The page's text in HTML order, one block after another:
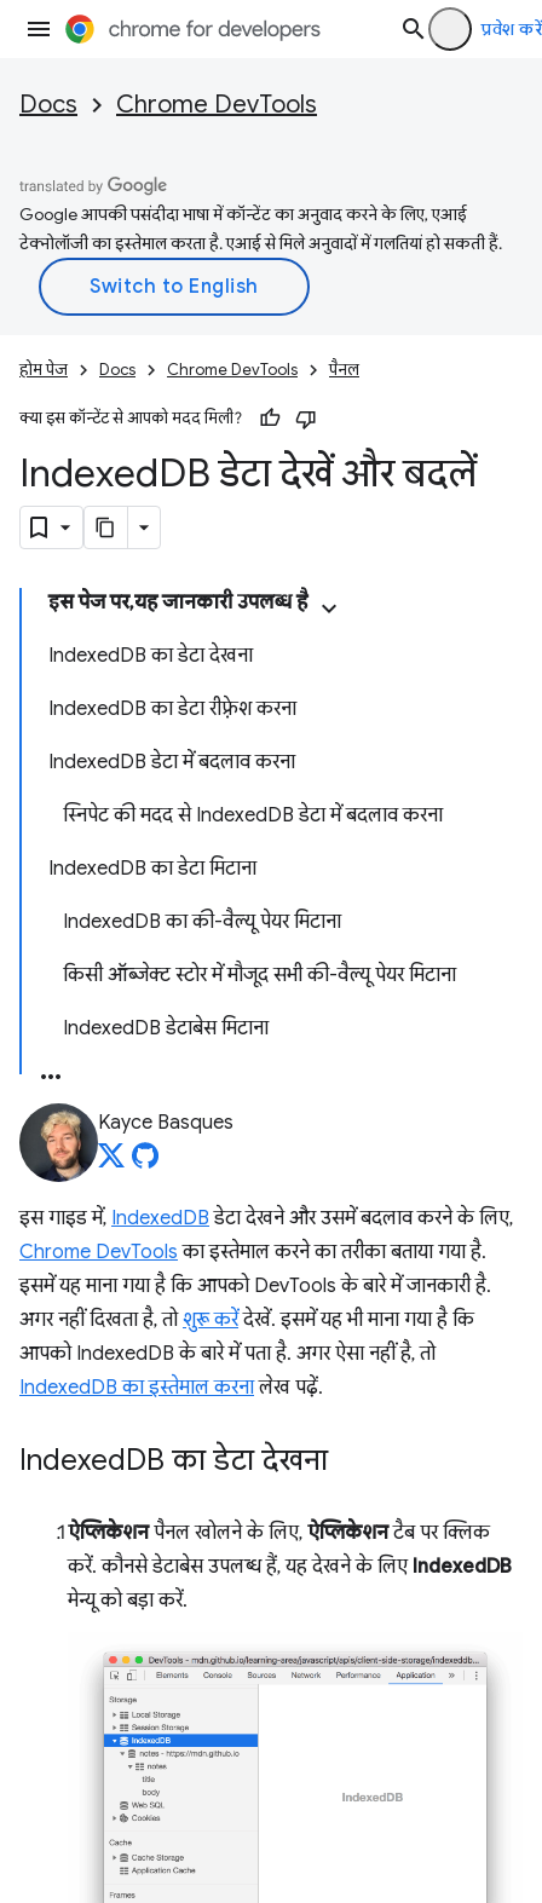
प्रवेश करें
Docs Chrome DevTools
Google आपकी पसंदीदा भाषा में कॉन्टेंट का अनुवाद करने के लिए, एआई
टेक्नोलॉजी का इस्तेमाल करता है. एआई से मिले अनुवादों में गलतियां हो सकती हैं.
होम पेज Docs Chrome DevTools पैनल
क्या इस कॉन्टेंट से आपको मदद मिली?
IndexedDB डेटा देखें और बदलें
इस पेज पर, यह जानकारी उपलब्ध है
IndexedDB का डेटा देखना
IndexedDB का डेटा रीफ़्रेश करना
IndexedDB डेटा में बदलाव करना
स्निपेट की मदद से IndexedDB डेटा में बदलाव करना
IndexedDB का डेटा मिटाना
IndexedDB का की-वैल्यू पेयर मिटाना
किसी ऑब्जेक्ट स्टोर में मौजूद सभी की-वैल्यू पेयर मिटाना
IndexedDB डेटाबेस मिटाना
Kayce Basques
इस गाइड में, IndexedDB डेटा देखने और उसमें बदलाव करने के लिए,
Chrome DevTools का इस्तेमाल करने का तरीका बताया गया है.
इसमें यह माना गया है कि आपको DevTools के बारे में जानकारी है.
अगर नहीं दिखता है, तोशुरू करेंदेखें. इसमें यह भी माना गया है कि
आपको IndexedDB के बारे में पता है. अगर ऐसा नहीं है, तो
IndexedDB का इस्तेमाल करनालेख पढ़ें.
IndexedDB का डेटा देखना
ऐप्लिकेशनपैनल खोलने के लिए, ऐप्लिकेशनटैब पर क्लिक
करें. कौनसे डेटाबेस उपलब्ध हैं, यह देखने के लिए IndexedDB
मेन्यू को बड़ा करें.